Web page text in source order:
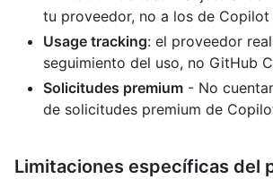
tu proveedor, no a los de Copilot
Usage tracking: el proveedor
seguimiento del uso, no GitHub
Solicitudes premium - No
de solicitudes premium de
Limitaciones específicas del